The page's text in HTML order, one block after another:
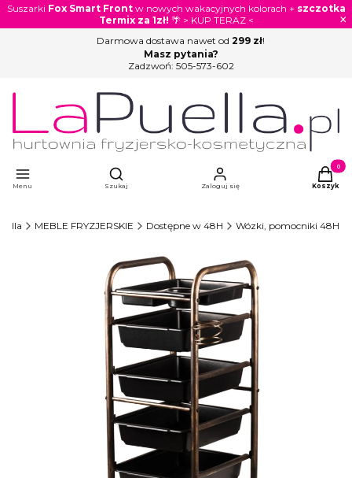
Suszarki Fox Smart Frontw nowych wakacyjnych kolorach + szczotka
Termix za 1zł! 🌴 > KUP TERAZ < ×
Darmowa dostawa nawet od 299 zł!
Masz pytania?
Zadzwoń: 505-573-602
Menu
Otwórz wyszukiwarkę
Szukaj Zaloguj się Koszyk
MEBLE FRYZJERSKIE Dostępne w 48H Wózki, pomocniki 48H